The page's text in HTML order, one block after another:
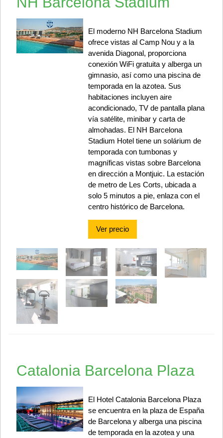
El moderno NH Barcelona Stadium
ofrece vistas al Camp Nou y a la
avenida Diagonal, proporciona
conexión WiFi gratuita y alberga un
gimnasio, así como una piscina de
temporada en la azotea. Sus
habitaciones incluyen aire
acondicionado, TV de pantalla plana
vía satélite, minibar y carta de
almohadas. El NH Barcelona
Stadium Hotel tiene un solárium de
temporada con tumbonas y
magníficas vistas sobre Barcelona
en dirección a Montjuic. La estación
de metro de Les Corts, ubicada a
solo 5 minutos a pie, enlaza con el
centro histórico de Barcelona.
Ver precio
Catalonia Barcelona Plaza
El Hotel Catalonia Barcelona Plaza
se encuentra en la plaza de España
de Barcelona y alberga una piscina
de temporada en la azotea y una